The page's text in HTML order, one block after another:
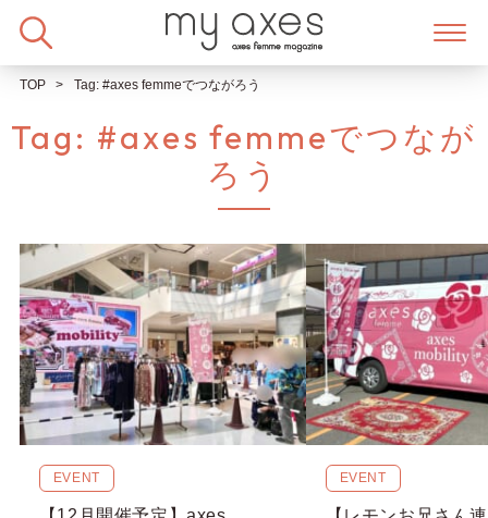
TOP Tag: #axes femmeでつながろう
Tag: #axes femmeでつなが
ろう
EVENT EVENT